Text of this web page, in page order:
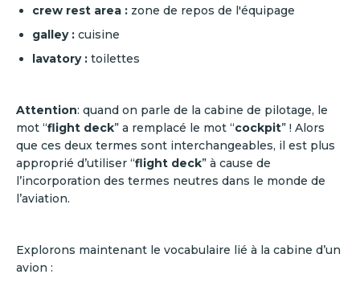
crew rest area : zone de repos de l'équipage
galley : cuisine
lavatory : toilettes
Attention: quand on parle de la cabine de pilotage, le
mot “flight deck” a remplacé le mot “cockpit” ! Alors
que ces deux termes sont interchangeables, il est plus
approprié d’utiliser “flight deck” à cause de
l’incorporation des termes neutres dans le monde de
l’aviation.
Explorons maintenant le vocabulaire lié à la cabine d’un
avion :